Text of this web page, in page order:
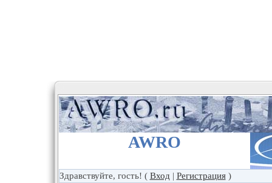
AWRO
Здравствуйте, гость! ( Вход | Регистрация)